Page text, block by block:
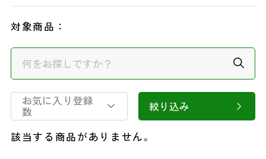
対象商品：
お気に入り登録
数 絞り込み
該当する商品がありません。